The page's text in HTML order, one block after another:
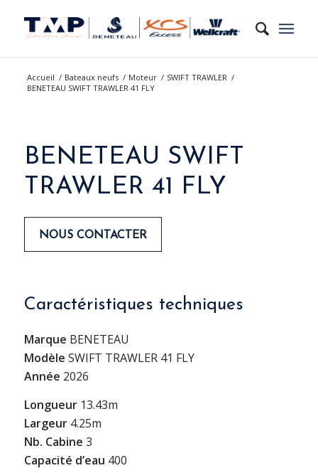
Accueil / Bateaux neufs / Moteur / SWIFT TRAWLER /
BENETEAU SWIFT TRAWLER 41 FLY
BENETEAU SWIFT
TRAWLER 41 FLY
NOUS CONTACTER
Please set a mobile device fallback image for
this video in your wordpress backend
Caractéristiques techniques
Marque BENETEAU
Modèle SWIFT TRAWLER 41 FLY
Année 2026
Longueur13.43m
Largeur4.25m
Nb. Cabine 3
Capacité d’eau 400